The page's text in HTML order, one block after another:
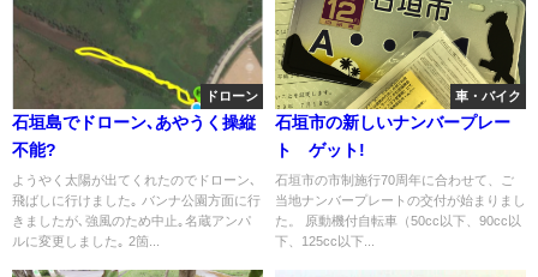
ドローン
石垣島でドローン､あやうく操縦
不能?
ようやく太陽が出てくれたのでドローン､
飛ばしに行けました｡ バンナ公園方面に行
きましたが､強風のため中止｡名蔵アンパ
ルに変更しました｡ 2箇...
車・バイク
石垣市の新しいナンバープレー
ト ゲット!
石垣市の市制施行70周年に合わせて、ご
当地ナンバープレートの交付が始まりまし
た。 原動機付自転車（50cc以下、90cc以
下、125cc以下...